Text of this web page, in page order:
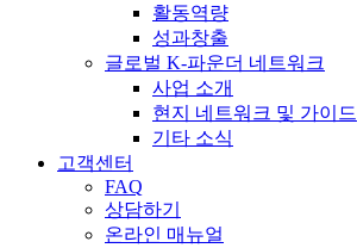
활동역량
성과창출
글로벌 K-파운더 네트워크
사업 소개
현지 네트워크 및 가이드
기타 소식
고객센터
FAQ
상담하기
온라인 매뉴얼